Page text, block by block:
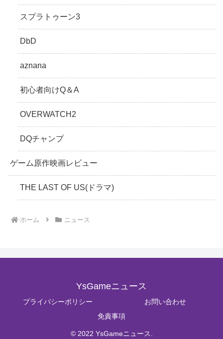
スプラトゥーン3
DbD
aznana
初心者向けQ＆A
OVERWATCH2
DQチャンプ
ゲーム原作映画レビュー
THE LAST OF US(ドラマ)
ホーム ニュース
YsGameニュース
プライバシーポリシー
お問い合わせ
免責事項
© 2022 YsGameニュース.